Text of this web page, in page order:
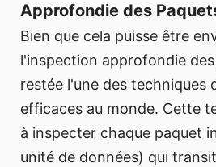
Approfondie des
Bien que cela puisse être
l'inspection approfondie
restée l'une des techniques
efficaces au monde. Cette
à inspecter chaque paquet
unité de données) qui